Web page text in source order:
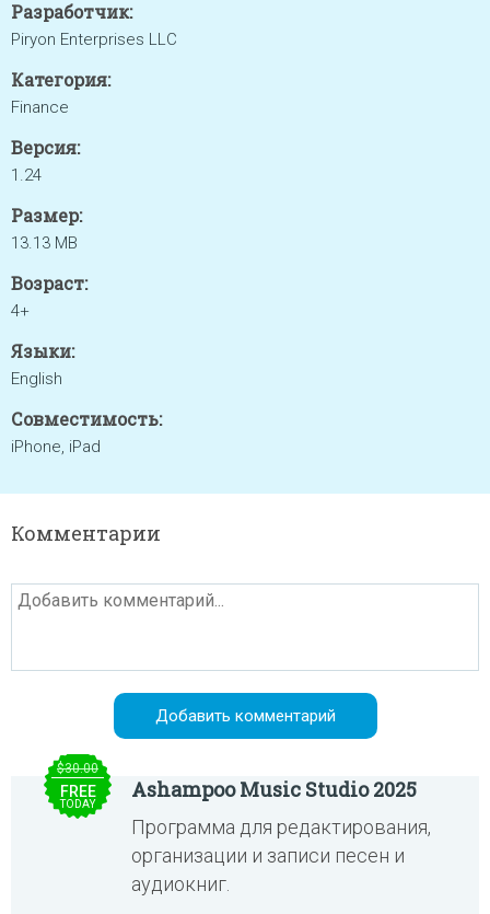
Разработчик:
Piryon Enterprises LLC
Категория:
Finance
Версия:
1.24
Размер:
13.13 MB
Возраст:
4+
Языки:
English
Совместимость:
iPhone, iPad
Комментарии
$30.00
FREE
TODAY
Ashampoo Music Studio 2025
Программа для редактирования,
организации и записи песен и
аудиокниг.